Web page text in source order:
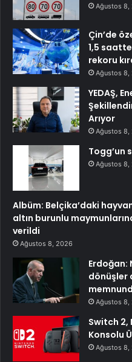
Ağustos 8,
Çin’de
1,5
rekoru
Ağustos 8,
YEDAŞ,
Arıyor
Ağustos 8,
Togg’un
Ağustos 8,
Albüm: Belçika’daki
altın burunlu
verildi
Ağustos 8, 2026
Erdoğan:
dönüşler
Ağustos 8,
Switch 2,
Konsolu
Ağustos 8,